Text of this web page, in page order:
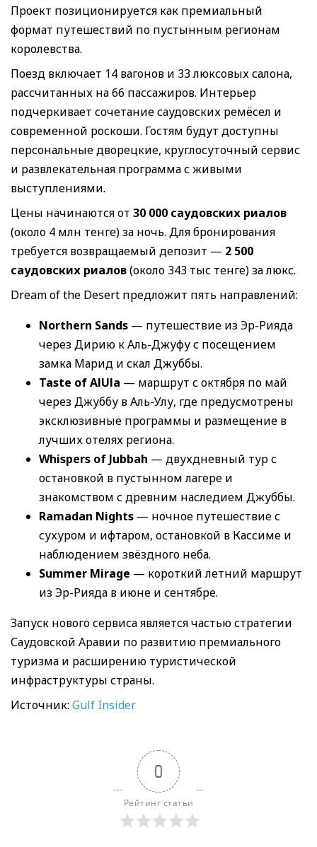
Проект позиционируется как премиальный
формат путешествий по пустынным регионам
королевства.
Поезд включает 14 вагонов и 33 люксовых салона,
рассчитанных на 66 пассажиров. Интерьер
подчеркивает сочетание саудовских ремёсел и
современной роскоши. Гостям будут доступны
персональные дворецкие, круглосуточный сервис
и развлекательная программа с живыми
выступлениями.
Цены начинаются от 30 000 саудовских риалов
(около 4 млн тенге) за ночь. Для бронирования
требуется возвращаемый депозит — 2 500
саудовских риалов(около 343 тыс тенге) за люкс.
Dream of the Desert предложит пять направлений:
Northern Sands — путешествие из Эр-Рияда
через Дирию к Аль-Джуфу с посещением
замка Марид и скал Джуббы.
Taste of AlUla — маршрут с октября по май
через Джуббу в Аль-Улу, где предусмотрены
эксклюзивные программы и размещение в
лучших отелях региона.
Whispers of Jubbah — двухдневный тур с
остановкой в пустынном лагере и
знакомством с древним наследием Джуббы.
Ramadan Nights — ночное путешествие с
сухуром и ифтаром, остановкой в Кассиме и
наблюдением звёздного неба.
Summer Mirage — короткий летний маршрут
из Эр-Рияда в июне и сентябре.
Запуск нового сервиса является частью стратегии
Саудовской Аравии по развитию премиального
туризма и расширению туристической
инфраструктуры страны.
Источник: Gulf Insider
0
Рейтинг статьи